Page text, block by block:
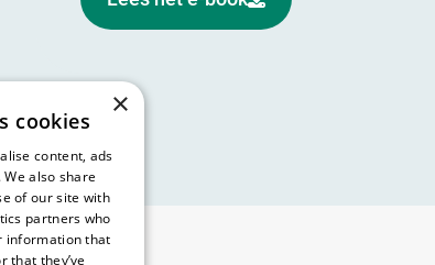
×
cookies
content, ads
also share
of our site with
partners who
information that
that they’ve